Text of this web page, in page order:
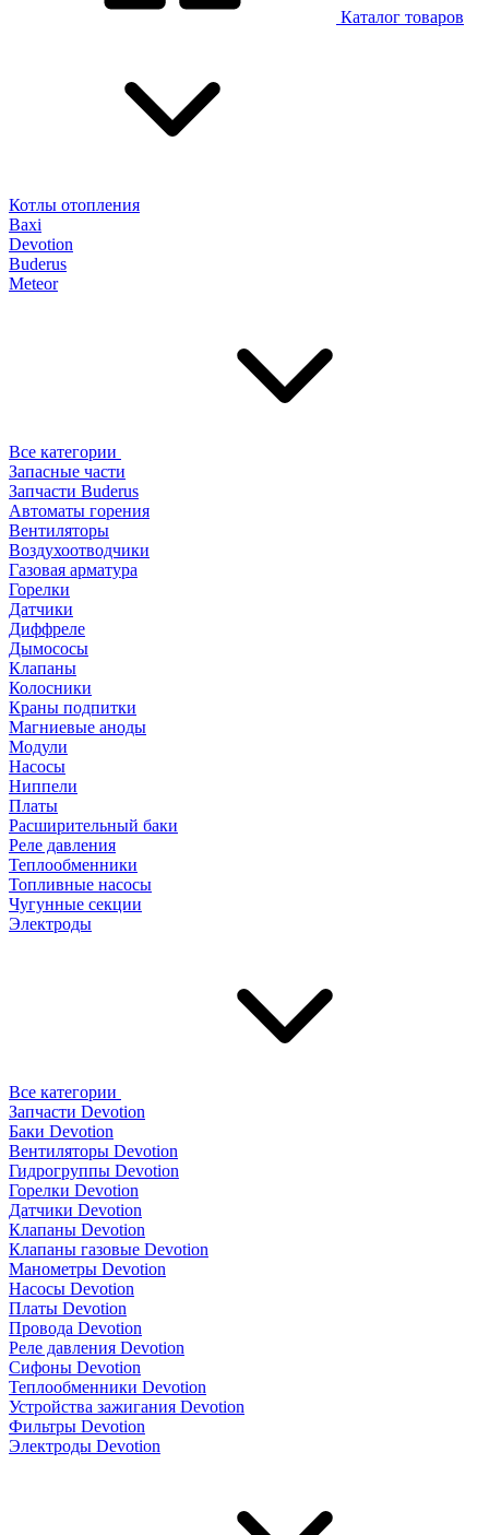
Каталог товаров
Котлы отопления
Baxi
Devotion
Buderus
Meteor
Все категории
Запасные части
Запчасти Buderus
Автоматы горения
Вентиляторы
Воздухоотводчики
Газовая арматура
Горелки
Датчики
Диффреле
Дымососы
Клапаны
Колосники
Краны подпитки
Магниевые аноды
Модули
Насосы
Ниппели
Платы
Расширительный баки
Реле давления
Теплообменники
Топливные насосы
Чугунные секции
Электроды
Все категории
Запчасти Devotion
Баки Devotion
Вентиляторы Devotion
Гидрогруппы Devotion
Горелки Devotion
Датчики Devotion
Клапаны Devotion
Клапаны газовые Devotion
Манометры Devotion
Насосы Devotion
Платы Devotion
Провода Devotion
Реле давления Devotion
Сифоны Devotion
Теплообменники Devotion
Устройства зажигания Devotion
Фильтры Devotion
Электроды Devotion